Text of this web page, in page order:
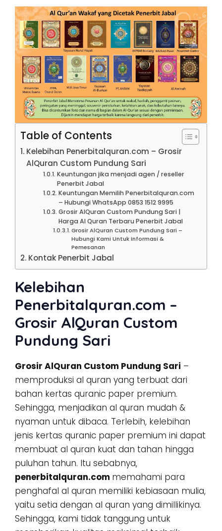
Table of Contents
Kelebihan Penerbitalquran.com – Grosir
AlQuran Custom Pundung Sari
Keuntungan jika menjadi agen / reseller
Penerbit Jabal
Keuntungan Memilih Penerbitalquran.com
– Hubungi WhatsApp 0853 1512 9995
Grosir AlQuran Custom Pundung Sari |
Harga Al Quran Terbaru Penerbit Jabal
Grosir AlQuran Custom Pundung Sari –
Hubungi Kami Untuk Informasi &
Pemesanan
Kontak Penerbit Jabal
Kelebihan
Penerbitalquran.com –
Grosir AlQuran Custom
Pundung Sari
Grosir AlQuran Custom Pundung Sari –
memproduksi al quran yang terbuat dari
bahan kertas quranic paper premium.
Sehingga, menjadikan al quran mudah &
nyaman untuk dibaca. Terlebih, kelebihan
jenis kertas quranic paper premium ini dapat
membuat al quran kuat dan tahan hingga
puluhan tahun. Itu sebabnya,
penerbitalquran.com memahami para
penghafal al quran memiliki kebiasaan mulia,
yaitu setia dengan al quran yang dimillikinya.
Sehingga, kami tidak tanggung untuk